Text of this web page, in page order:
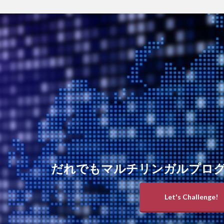
だれでもマルチリンガルプロ
Let's Challenge!